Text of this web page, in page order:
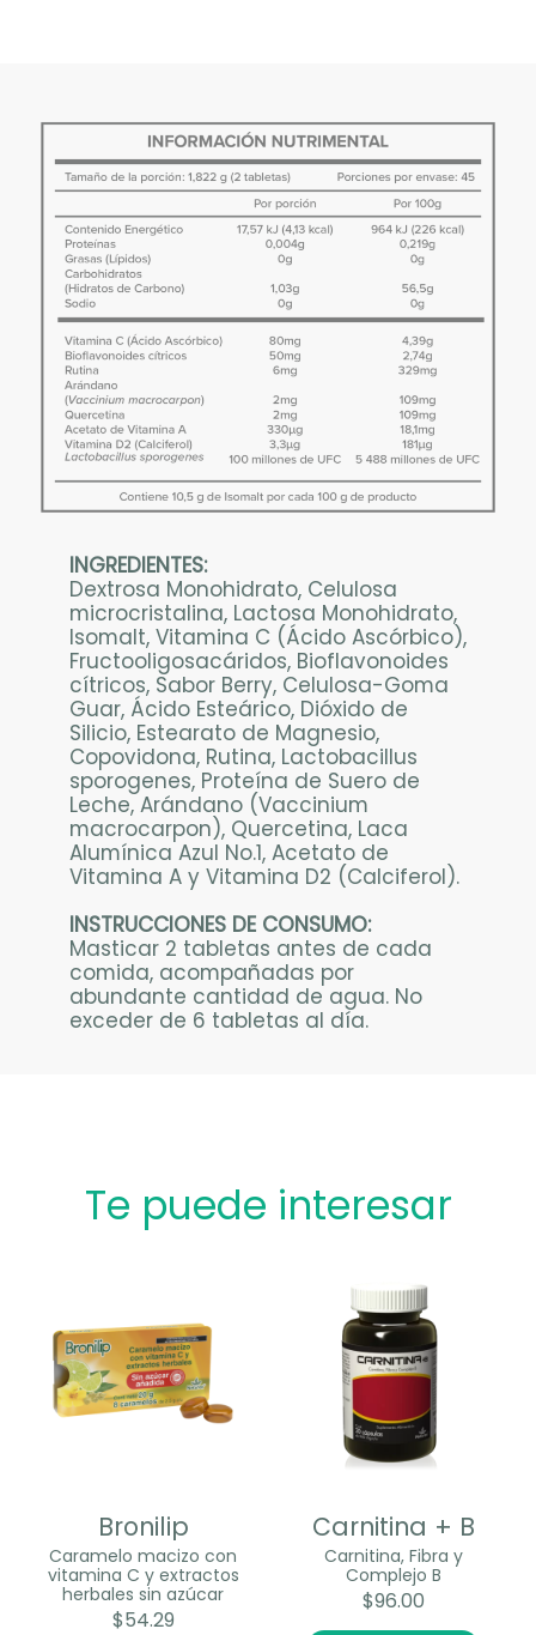
INGREDIENTES:
Dextrosa Monohidrato, Celulosa
microcristalina, Lactosa Monohidrato,
Isomalt, Vitamina C (Ácido Ascórbico),
Fructooligosacáridos, Bioflavonoides
cítricos, Sabor Berry, Celulosa-Goma
Guar, Ácido Esteárico, Dióxido de
Silicio, Estearato de Magnesio,
Copovidona, Rutina, Lactobacillus
sporogenes, Proteína de Suero de
Leche, Arándano (Vaccinium
macrocarpon), Quercetina, Laca
Alumínica Azul No.1, Acetato de
Vitamina A y Vitamina D2 (Calciferol).
INSTRUCCIONES DE CONSUMO:
Masticar 2 tabletas antes de cada
comida, acompañadas por
abundante cantidad de agua. No
exceder de 6 tabletas al día.
Te puede interesar
Bronilip
Caramelo macizo con
vitamina C y extractos
herbales sin azúcar
$54.29
Carnitina + B
Carnitina, Fibra y
Complejo B
$96.00